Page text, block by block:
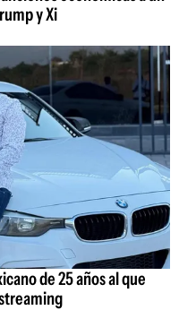
y Xi
de 25 años al que